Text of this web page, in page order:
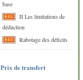
base
II Les limitations de
déduction
Rabotage des déficits
Prix de transfert